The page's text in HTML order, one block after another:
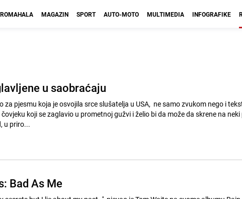
MAGAZIN SPORT AUTO-MOTO MULTIMEDIA INFOGRAFIKE
u saobraćaju
za pjesmu koja je osvojila srce slušatelja u USA, ne samo zvukom nego i
koji se zaglavio u prometnoj gužvi i želio bi da može da skrene na
u priro...
Bad As Me